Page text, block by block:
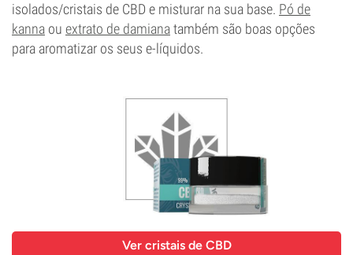
isolados/cristais de CBD e misturar na sua base. Pó de
kanna ou extrato de damianatambém são boas opções
para aromatizar os seus e-líquidos.
Ver cristais de CBD